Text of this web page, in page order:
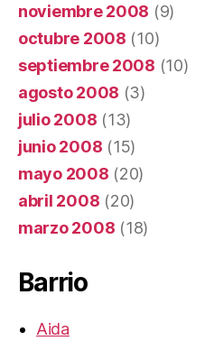
noviembre 2008 (9)
octubre 2008 (10)
septiembre 2008 (10)
agosto 2008 (3)
julio 2008 (13)
junio 2008 (15)
mayo 2008 (20)
abril 2008 (20)
marzo 2008 (18)
Barrio
Aida